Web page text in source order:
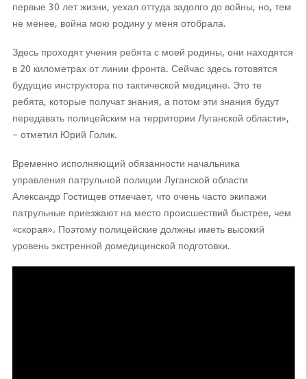
первые 30 лет жизни, уехал оттуда задолго до войны, но, тем
не менее, война мою родину у меня отобрала.
Здесь проходят учения ребята с моей родины, они находятся
в 20 километрах от линии фронта. Сейчас здесь готовятся
будущие инструктора по тактической медицине. Это те
ребята, которые получат знания, а потом эти знания будут
передавать полицейским на территории Луганской области»,
– отметил Юрий Голик.
Временно исполняющий обязанности начальника
управления патрульной полиции Луганской области
Александр Гостищев отмечает, что очень часто экипажи
патрульные приезжают на место происшествий быстрее, чем
«скорая». Поэтому полицейские должны иметь высокий
уровень экстренной домедицинской подготовки.